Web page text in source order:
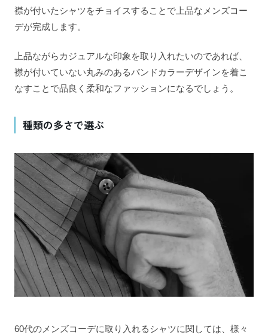
襟が付いたシャツをチョイスすることで上品なメンズコー
デが完成します。
上品ながらカジュアルな印象を取り入れたいのであれば、
襟が付いていない丸みのあるバンドカラーデザインを着こ
なすことで品良く柔和なファッションになるでしょう。
種類の多さで選ぶ
60代のメンズコーデに取り入れるシャツに関しては、様々